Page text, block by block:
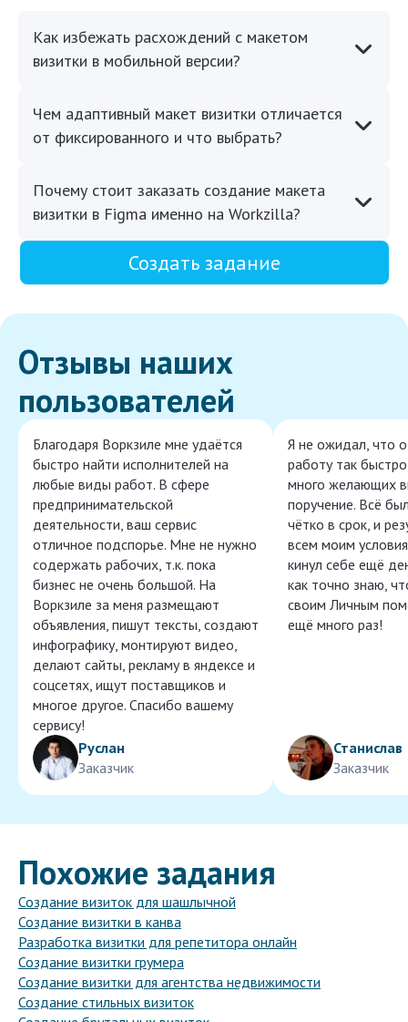
Как избежать расхождений с макетом
визитки в мобильной версии?
Чем адаптивный макет визитки отличается
от фиксированного и что выбрать?
Почему стоит заказать создание макета
визитки в Figma именно на Workzilla?
Создать задание
Отзывы наших
пользователей
Благодаря Воркзиле мне удаётся
быстро найти исполнителей на
любые виды работ. В сфере
предпринимательской
деятельности, ваш сервис
отличное подспорье. Мне не нужно
содержать рабочих, т.к. пока
бизнес не очень большой. На
Воркзиле за меня размещают
объявления, пишут тексты, создают
инфографику, монтируют видео,
делают сайты, рекламу в яндексе и
соцсетях, ищут поставщиков и
многое другое. Спасибо вашему
сервису!
Руслан
Заказчик
Я не ожидал, что
работу так
много желающих
поручение. Всё
чётко в срок, и
всем моим
кинул себе ещё
как точно знаю,
своим Личным
ещё много раз!
Станислав
Заказчик
Похожие задания
Создание визиток для шашлычной
Создание визитки в канва
Разработка визитки для репетитора онлайн
Создание визитки грумера
Создание визитки для агентства недвижимости
Создание стильных визиток